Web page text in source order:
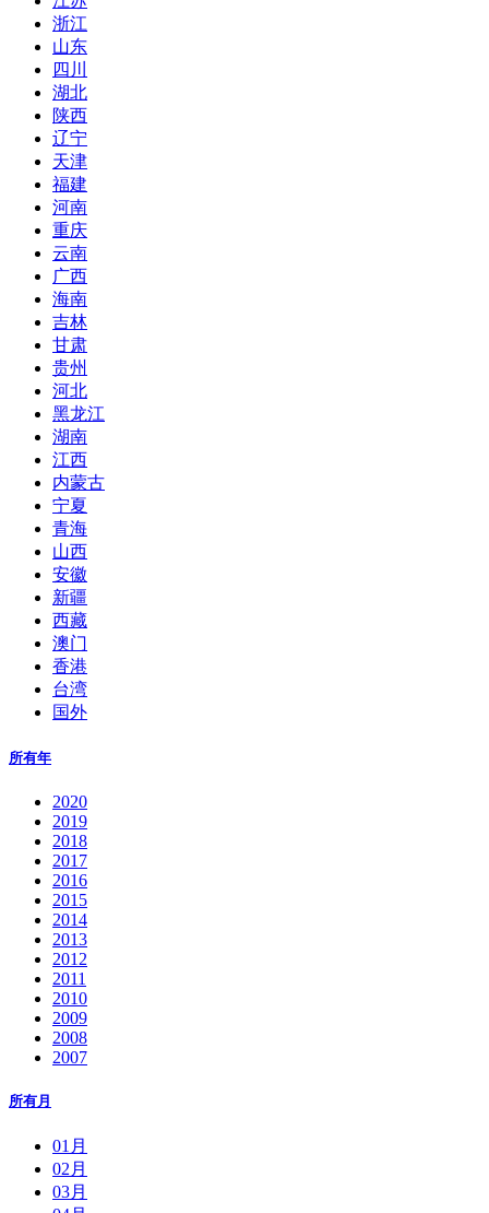
浙江
山东
四川
湖北
陕西
辽宁
天津
福建
河南
重庆
云南
广西
海南
吉林
甘肃
贵州
河北
黑龙江
湖南
江西
内蒙古
宁夏
青海
山西
安徽
新疆
西藏
澳门
香港
台湾
国外
所有年
2020
2019
2018
2017
2016
2015
2014
2013
2012
2011
2010
2009
2008
2007
所有月
01月
02月
03月